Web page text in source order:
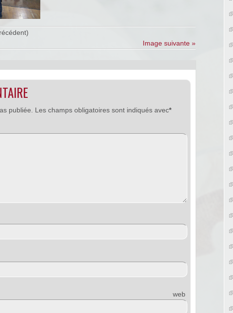
Image suivante »
publiée. Les champs obligatoires sont indiqués avec*
web